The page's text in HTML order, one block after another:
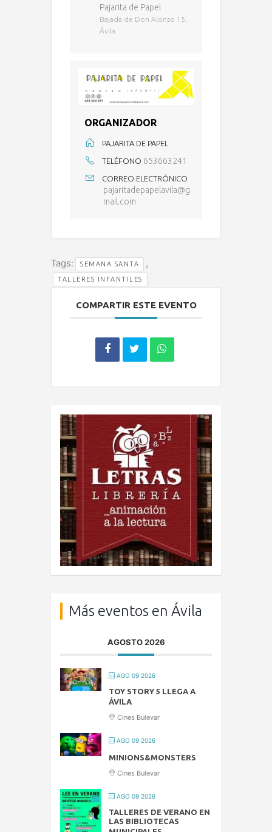
Pajarita de Papel
Bajada de Don Alonso 15,
Ávila
ORGANIZADOR
PAJARITA DE PAPEL
TELÉFONO 653663241
CORREO ELECTRÓNICO
pajaritadepapelavila@g
mail.com
Tags: SEMANA SANTA ,
TALLERES INFANTILES
COMPARTIR ESTE EVENTO
Más eventos en Ávila
AGOSTO 2026
AGO 09 2026
TOY STORY 5 LLEGA A
ÁVILA
Cines Bulevar
AGO 09 2026
MINIONS&MONSTERS
Cines Bulevar
AGO 09 2026
TALLERES DE VERANO EN
LAS BIBLIOTECAS